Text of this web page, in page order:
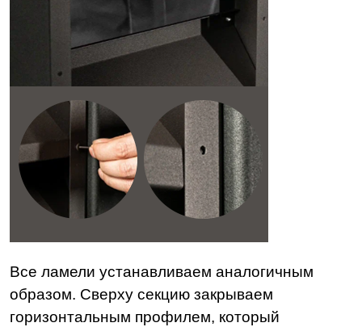
Все ламели устанавливаем аналогичным
образом. Сверху секцию закрываем
горизонтальным профилем, который